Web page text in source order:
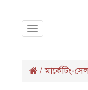
Toggle
navigation
/মার্কেটিং-